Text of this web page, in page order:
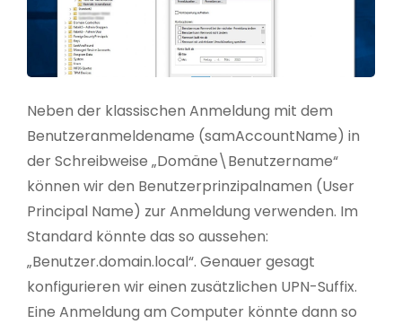
Neben der klassischen Anmeldung mit dem
Benutzeranmeldename (samAccountName) in
der Schreibweise „Domäne\Benutzername“
können wir den Benutzerprinzipalnamen (User
Principal Name) zur Anmeldung verwenden. Im
Standard könnte das so aussehen:
„Benutzer.domain.local“. Genauer gesagt
konfigurieren wir einen zusätzlichen UPN-Suffix.
Eine Anmeldung am Computer könnte dann so